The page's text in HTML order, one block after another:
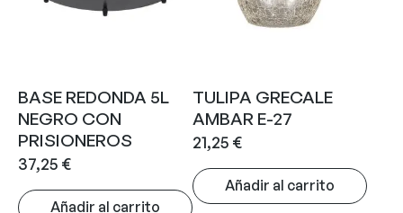
BASE REDONDA 5L
NEGRO CON
PRISIONEROS
37,25 €
Añadir al carrito
TULIPA GRECALE
AMBAR E-27
21,25 €
Añadir al carrito